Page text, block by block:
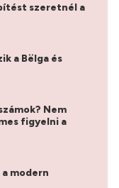
szeretnél a
a Bëlga és
Nem
figyelni a
modern